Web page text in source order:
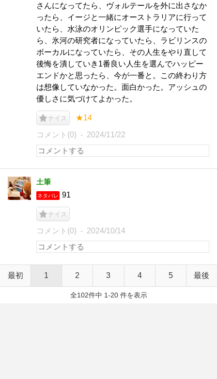
さんになってたら、ヴォルテールを外に出さなか
ったら、イージと一緒にオーストラリアに行って
いたら、水泳のオリンピック選手になっていた
ら、氷河の研究者になっていたら、ラビリンスの
ボーカルになっていたら、その人生をやり直して
後悔を潰していき1番良い人生を選んでハッピー
エンドかと思ったら、今が一番と。この終わり方
は想像していなかった。面白かった。アッシュの
優しさに気づけてよかった。
ナイス ★14
コメント(0) 2024/11/22
土筆
ネタバレ 91
ナイス
コメント(0) 2024/10/14
最初 1 2 3 4 5 最後
全102件中 1-20 件を表示